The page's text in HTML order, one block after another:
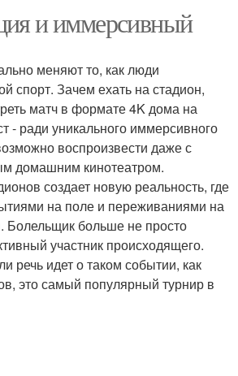
и иммерсивный
меняют то, как люди
спорт. Зачем ехать на стадион,
матч в формате 4K дома на
- ради уникального иммерсивного
воспроизвести даже с
домашним кинотеатром.
создает новую реальность, где
на поле и переживаниями на
Болельщик больше не просто
участник происходящего.
речь идет о таком событии, как
это самый популярный турнир в